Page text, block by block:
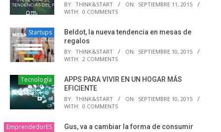
BY: THINK&START ON: SEPTIEMBRE 11, 2015
WITH: 0 COMMENTS
Startups
Beldot, la nueva tendencia en mesas de
regalos
BY: THINK&START ON: SEPTIEMBRE 10, 2015
WITH: 2 COMMENTS
Tecnología
APPS PARA VIVIR EN UN HOGAR MÁS
EFICIENTE
BY: THINK&START ON: SEPTIEMBRE 10, 2015
WITH: 0 COMMENTS
EmprendedorES Gus, va a cambiar la forma de consumir